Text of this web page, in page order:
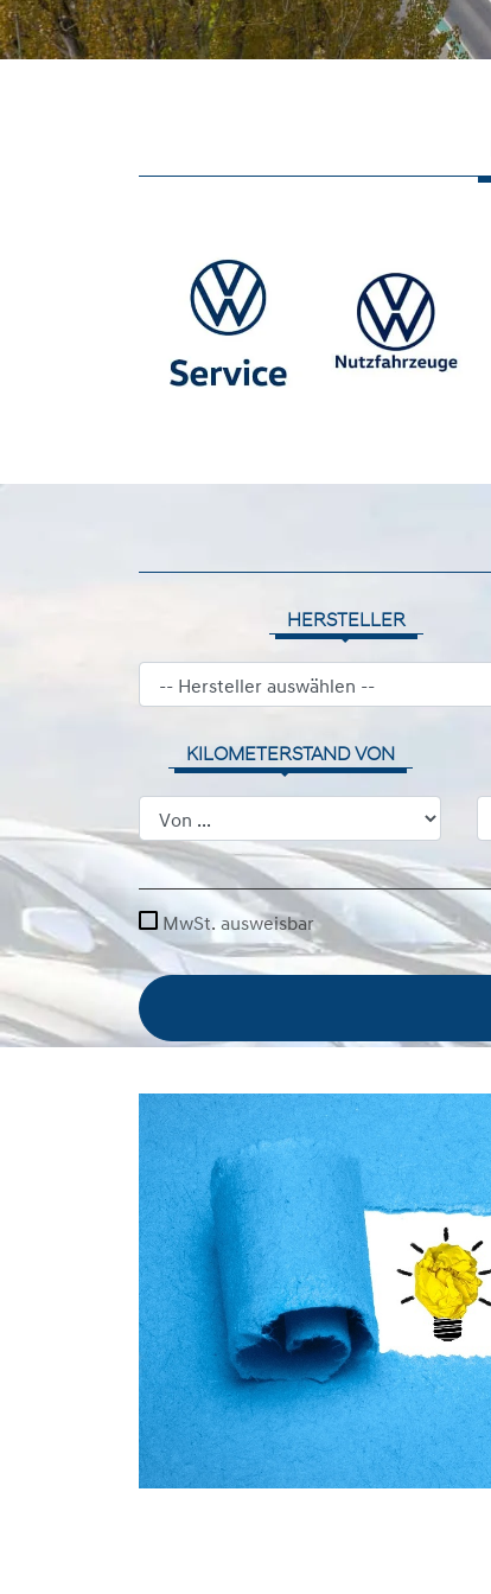
HERSTELLER
KILOMETERSTAND VON
MwSt. ausweisbar